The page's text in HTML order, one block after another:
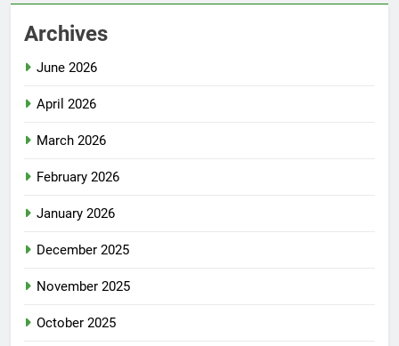
Archives
June 2026
April 2026
March 2026
February 2026
January 2026
December 2025
November 2025
October 2025